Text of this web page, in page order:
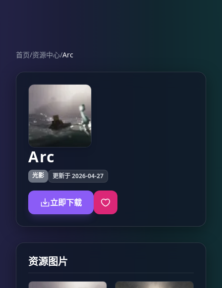
首页/资源中心/Arc
Arc
光影 更新于 2026-04-27
立即下载
资源图片